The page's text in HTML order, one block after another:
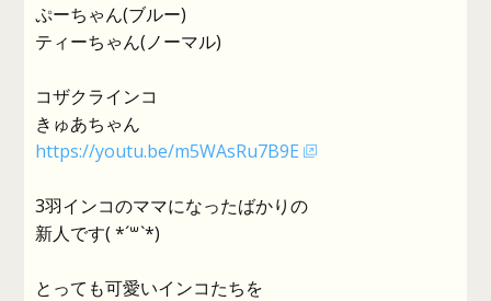
ぷーちゃん(ブルー)
ティーちゃん(ノーマル)
コザクラインコ
きゅあちゃん
https://youtu.be/m5WAsRu7B9E
3羽インコのママになったばかりの
新人です(​ *´꒳`*​)
とっても可愛いインコたちを